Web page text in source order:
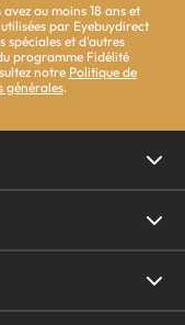
au moins 18 ans et
par Eyebuydirect
spéciales et d'autres
programme Fidélité
notre Politique de
générales.